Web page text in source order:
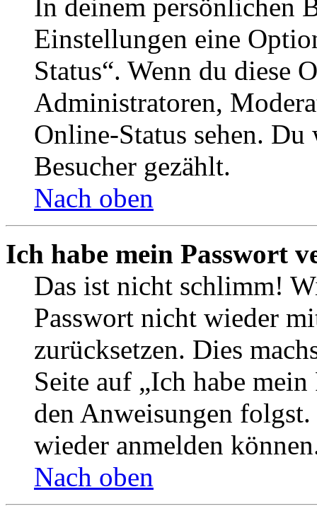
In deinem persönlichen
Einstellungen eine
Status“. Wenn du diese
Administratoren,
Online-Status sehen.
Besucher gezählt.
Nach oben
Ich habe mein Passwort
Das ist nicht schlimm!
Passwort nicht wieder
zurücksetzen. Dies
Seite auf „Ich habe
den Anweisungen
wieder anmelden
Nach oben